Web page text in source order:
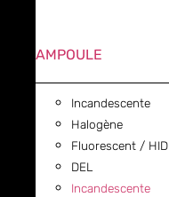
AMPOULE
Incandescente
Halogène
Fluorescent / HID
DEL
Incandescente